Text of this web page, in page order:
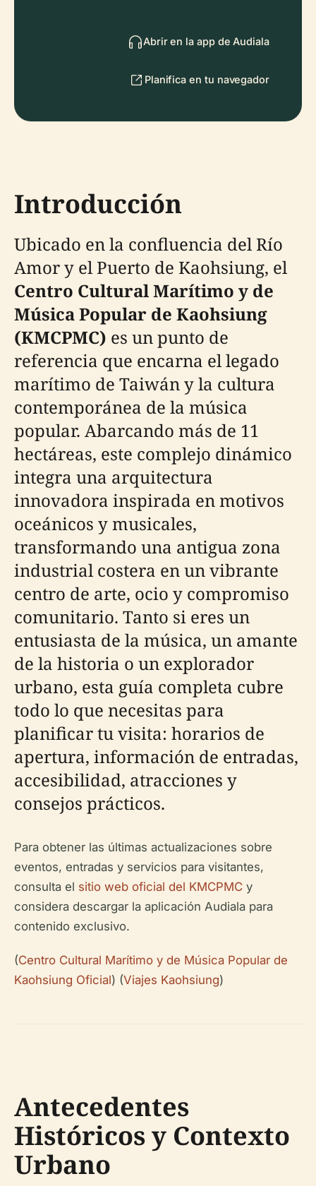
Abrir en la app de Audiala
Planifica en tu navegador
Introducción
Ubicado en la confluencia del Río
Amor y el Puerto de Kaohsiung, el
Centro Cultural Marítimo y de
Música Popular de Kaohsiung
(KMCPMC) es un punto de
referencia que encarna el legado
marítimo de Taiwán y la cultura
contemporánea de la música
popular. Abarcando más de 11
hectáreas, este complejo dinámico
integra una arquitectura
innovadora inspirada en motivos
oceánicos y musicales,
transformando una antigua zona
industrial costera en un vibrante
centro de arte, ocio y compromiso
comunitario. Tanto si eres un
entusiasta de la música, un amante
de la historia o un explorador
urbano, esta guía completa cubre
todo lo que necesitas para
planificar tu visita: horarios de
apertura, información de entradas,
accesibilidad, atracciones y
consejos prácticos.
Para obtener las últimas actualizaciones sobre
eventos, entradas y servicios para visitantes,
consulta el sitio web oficial del KMCPMC y
considera descargar la aplicación Audiala para
contenido exclusivo.
(Centro Cultural Marítimo y de Música Popular de
Kaohsiung Oficial) (Viajes Kaohsiung)
Antecedentes
Históricos y Contexto
Urbano